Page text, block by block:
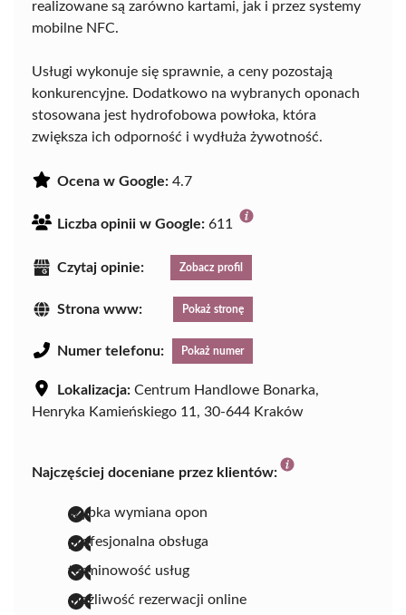
realizowane są zarówno kartami, jak i przez systemy
mobilne NFC.
Usługi wykonuje się sprawnie, a ceny pozostają
konkurencyjne. Dodatkowo na wybranych oponach
stosowana jest hydrofobowa powłoka, która
zwiększa ich odporność i wydłuża żywotność.
Ocena w Google: 4.7
Liczba opinii w Google: 611
Czytaj opinie: Zobacz profil
Strona www: Pokaż stronę
Numer telefonu: Pokaż numer
Lokalizacja: Centrum Handlowe Bonarka,
Henryka Kamieńskiego 11, 30-644 Kraków
Najczęściej doceniane przez klientów:
szybka wymiana opon
profesjonalna obsługa
terminowość usług
możliwość rezerwacji online